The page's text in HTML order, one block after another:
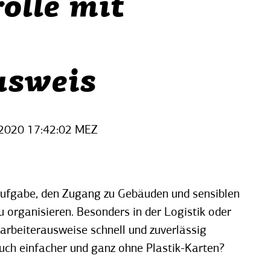
mit
17:42:02 MEZ
den Zugang zu Gebäuden und sensiblen
organisieren. Besonders in der Logistik oder
schnell und zuverlässig
einfacher und ganz ohne Plastik-Karten?